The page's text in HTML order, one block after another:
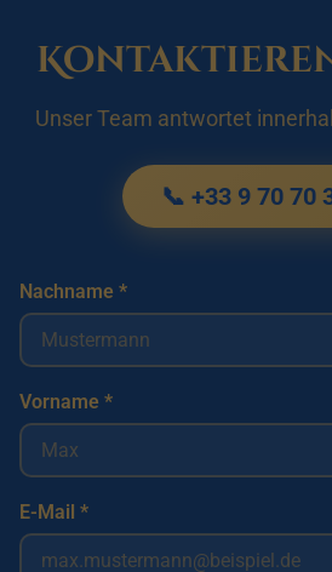
Unser Team antwortet
📞 +33 9 70 70
Nachname *
Vorname *
E-Mail *